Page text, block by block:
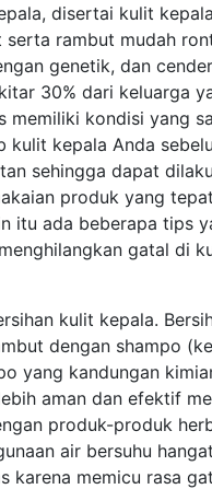
disertai kulit
serta rambut mudah
genetik, dan
30% dari keluarga
memiliki kondisi yang
kulit kepala Anda
sehingga dapat
produk yang
itu ada beberapa tips
gatal di
kulit kepala.
dengan shampo
yang kandungan
aman dan efektif
produk-produk
air bersuhu
karena memicu rasa